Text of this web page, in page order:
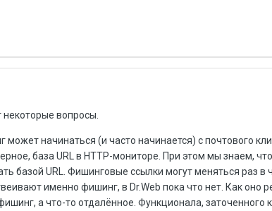
вопросы.
начинаться (и часто начинается) с почтового
база URL в HTTP-мониторе. При этом мы знаем,
базой URL. Фишинговые ссылки могут меняться раз в
именно фишинг, в Dr.Web пока что нет. Как оно
а что-то отдалённое. Функционала, заточенного